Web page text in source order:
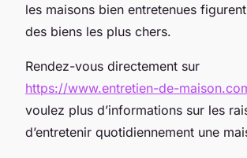
les maisons bien entretenues
des biens les plus chers.
Rendez-vous directement sur
https://www.entretien-de-
voulez plus d’informations sur les
d’entretenir quotidiennement une